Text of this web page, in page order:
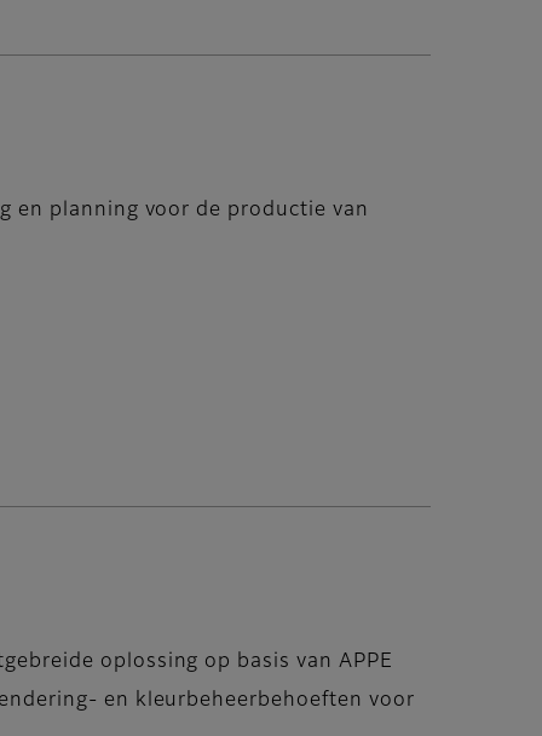
en planning voor de productie van
oplossing op basis van APPE
en kleurbeheerbehoeften voor